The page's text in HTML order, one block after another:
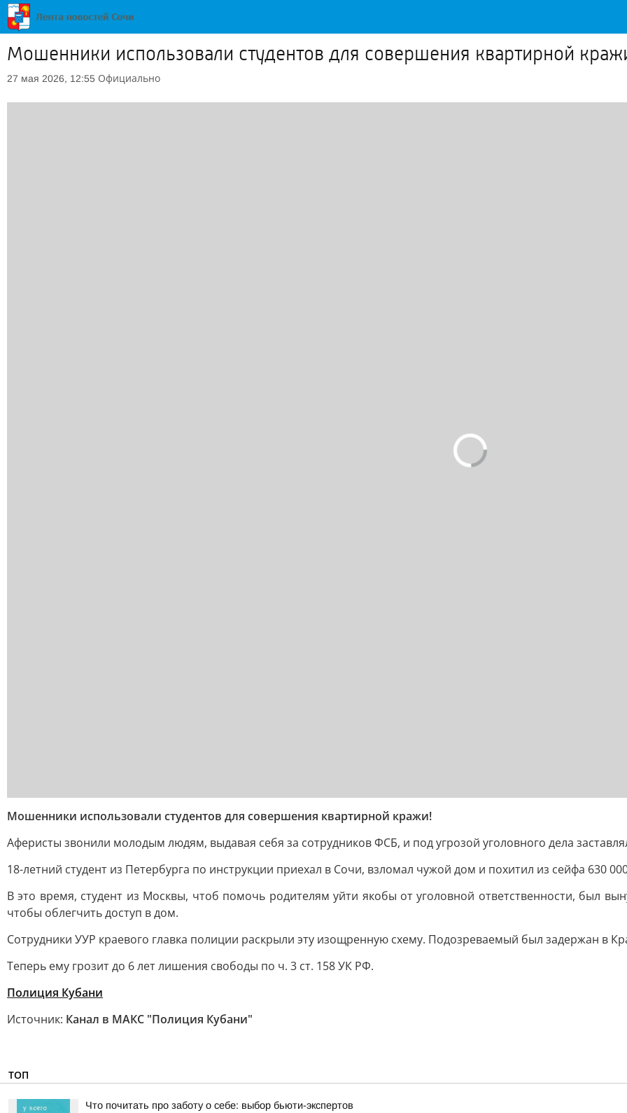
Мошенники использовали студентов для совершения квартирной
27 мая 2026, 12:55 Официально
Мошенники использовали студентов для совершения квартирной кражи!
Аферисты звонили молодым людям, выдавая себя за сотрудников ФСБ, и под угрозой уголовного дела
18-летний студент из Петербурга по инструкции приехал в Сочи, взломал чужой дом и похитил из сейфа 630
В это время, студент из Москвы, чтоб помочь родителям уйти якобы от уголовной ответственности, был
чтобы облегчить доступ в дом.
Сотрудники УУР краевого главка полиции раскрыли эту изощренную схему. Подозреваемый был задержан в
Теперь ему грозит до 6 лет лишения свободы по ч. 3 ст. 158 УК РФ.
Полиция Кубани
Источник: Канал в МАКС "Полиция Кубани"
ТОП
Что почитать про заботу о себе: выбор бьюти-экспертов